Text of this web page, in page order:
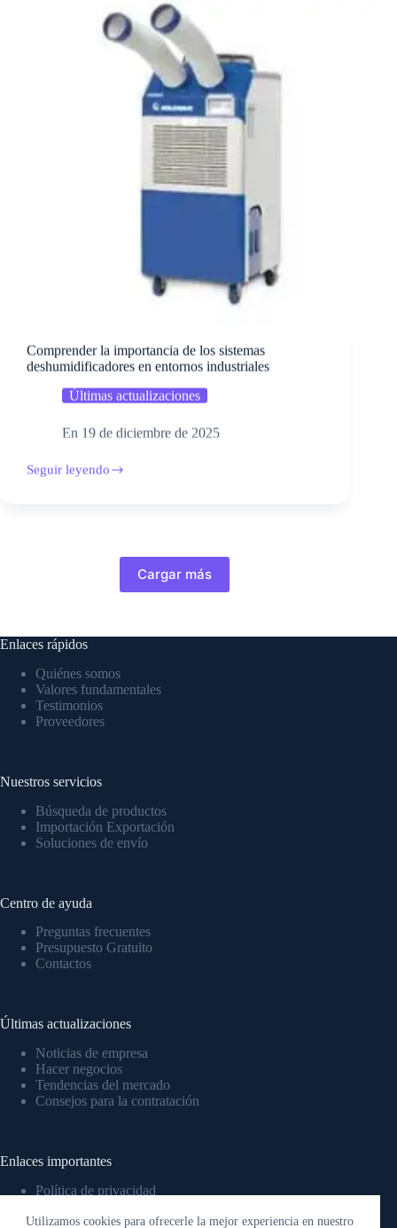
Utilizamos cookies para ofrecerle la mejor experiencia en nuestro
Comprender la importancia de los sistemas
deshumidificadores en entornos industriales
Últimas actualizaciones
En 19 de diciembre de 2025
Seguir leyendo
Cargar más
Enlaces rápidos
Quiénes somos
Valores fundamentales
Testimonios
Proveedores
Nuestros servicios
Búsqueda de productos
Importación Exportación
Soluciones de envío
Centro de ayuda
Preguntas frecuentes
Presupuesto Gratuito
Contactos
Últimas actualizaciones
Noticias de empresa
Hacer negocios
Tendencias del mercado
Consejos para la contratación
Enlaces importantes
Política de privacidad
Condiciones generales